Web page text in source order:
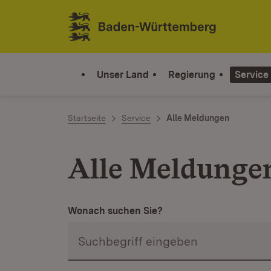
Zum Inhalt springen
Link zur Startseite
Unser Land Regierung Service
Startseite Service Alle Meldungen
Alle
Wonach suchen Sie?